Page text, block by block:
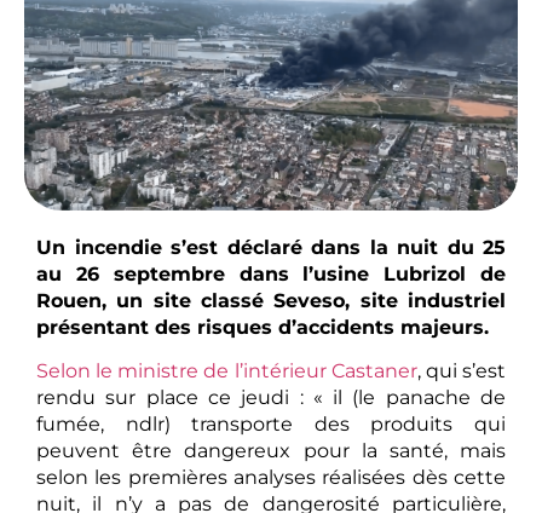
Un incendie s’est déclaré dans la nuit du 25
au 26 septembre dans l’usine Lubrizol de
Rouen, un site classé Seveso, site industriel
présentant des risques d’accidents majeurs.
Selon le ministre de l’intérieur Castaner, qui s’est
rendu sur place ce jeudi : « il (le panache de
fumée, ndlr) transporte des produits qui
peuvent être dangereux pour la santé, mais
selon les premières analyses réalisées dès cette
nuit, il n’y a pas de dangerosité particulière,